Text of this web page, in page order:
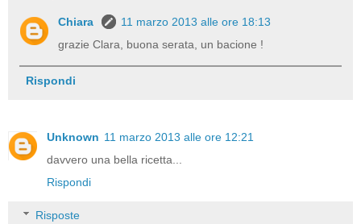
Chiara
11 marzo 2013 alle ore 18:13
grazie Clara, buona serata, un bacione !
Rispondi
Unknown 11 marzo 2013 alle ore 12:21
davvero una bella ricetta...
Rispondi
Risposte